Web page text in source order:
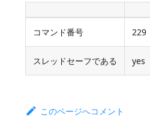
コマンド番号 229
スレッドセーフである yes
このページへコメント